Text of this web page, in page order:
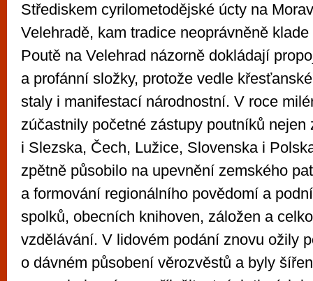
Střediskem cyrilometodějské úcty na
Velehradě, kam tradice neoprávněně
Poutě na Velehrad názorně dokládají
a profánní složky, protože vedle
staly i manifestací národnostní. V roce
zúčastnily početné zástupy poutníků nejen
i Slezska, Čech, Lužice, Slovenska i
zpětně působilo na upevnění zemského
a formování regionálního povědomí a
spolků, obecních knihoven, záložen a
vzdělávání. V lidovém podání znovu ožily
o dávném působení věrozvěstů a byly